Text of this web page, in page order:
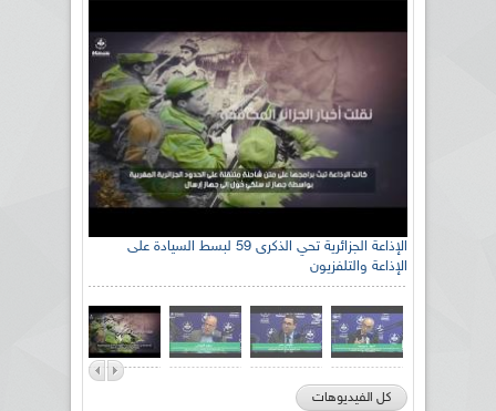
الإذاعة الجزائرية تحي الذكرى 59 لبسط السيادة على
الإذاعة والتلفزيون
كل الفيديوهات